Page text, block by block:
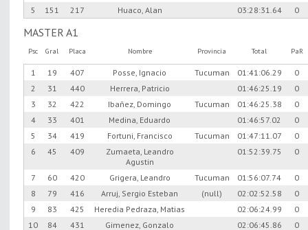
5
151 217 Huaco, Alan 03:28:31.64 0
MASTER A1
Psc Gral Placa Nombre Provincia Total PaR
1 19 407 Posse, Ignacio Tucuman 01:41:06.29
0
2
31 440 Herrera, Patricio 01:46:25.19
0
3
32 422 Ibañez, Domingo Tucuman 01:46:25.38
0
4
33 401 Medina, Eduardo 01:46:57.02
0
5
34 419 Fortuni, Francisco Tucuman 01:47:11.07
0
6
45 409
Zumaeta, Leandro
Agustin
01:52:39.75 0
7 60 420 Grigera, Leandro Tucuman 01:56:07.74
0
8
79 416 Arruj, Sergio Esteban (null) 02:02:52.58
0
9
83 425 Heredia Pedraza, Matias 02:06:24.99
0
10
84 431 Gimenez, Gonzalo 02:06:45.86 0